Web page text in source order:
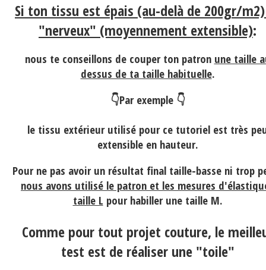
Si ton tissu est épais (au-delà de 200gr/
"nerveux" (moyennement extensible):
nous te conseillons de couper ton patron une taille
dessus de ta taille habituelle.
👇Par exemple 👇
le tissu extérieur utilisé pour ce tutoriel est très
extensible en hauteur.
Pour ne pas avoir un résultat final taille-basse ni trop
nous avons utilisé le patron et les mesures
taille L pour habiller une taille M.
Comme pour tout projet couture, le
test est de réaliser une "toile"